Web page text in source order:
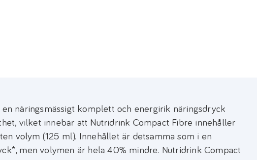
näringsmässigt komplett och energirik näringsdryck
vilket innebär att Nutridrink Compact Fibre innehåller
volym (125 ml). Innehållet är detsamma som i en
men volymen är hela 40% mindre. Nutridrink Compact